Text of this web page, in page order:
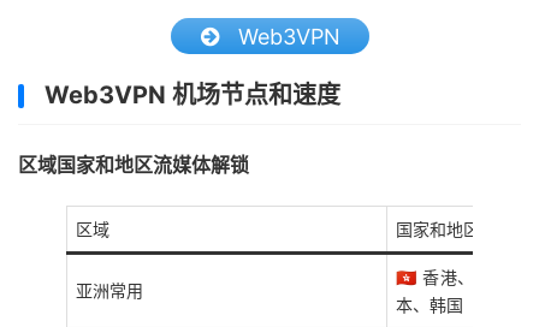
Web3VPN
Web3VPN 机场节点和速度
区域国家和地区流媒体解锁
区域 国家和地区
亚洲常用
🇭🇰 香港、🇹🇼 台
本、韩国